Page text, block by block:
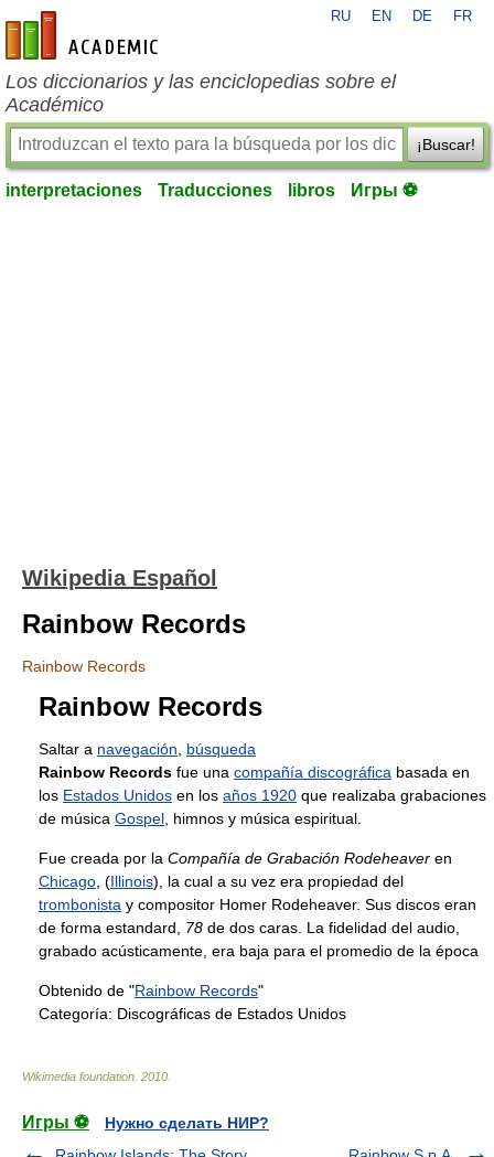
es-academic.com
RU EN DE FR
Los diccionarios y las enciclopedias sobre el
Académico
¡Buscar!
interpretaciones Traducciones libros Игры ⚽
Wikipedia Español
Rainbow Records
Rainbow Records
Rainbow Records
Saltar a navegación
búsqueda
Rainbow Records fue una compañía discográfica basada en
los Estados Unidos en los años 1920 que realizaba grabaciones
de música Gospel , himnos y música espiritual.
Fue creada por la Compañía de Grabación Rodeheaver en
Chicago , (Illinois), la cual a su vez era propiedad del
trombonista y compositor Homer Rodeheaver. Sus discos eran
de forma estandard, 78 de dos caras. La fidelidad del audio,
grabado acústicamente, era baja para el promedio de la época
Obtenido de "Rainbow Records"
Categoría: Discográficas de Estados Unidos
Wikimedia foundation 2010
Игры ⚽
Нужно сделать НИР?